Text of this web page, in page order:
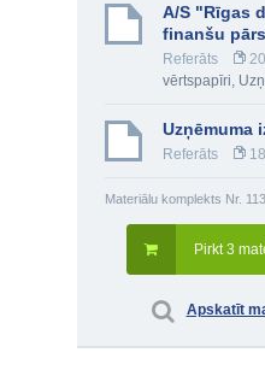
A/S "Rīgas
finanšu
Referāts 20
vērtspapīri,
Uzņēmuma
Referāts 18
Materiālu komplekts Nr.
Pirkt 3
Apskatīt